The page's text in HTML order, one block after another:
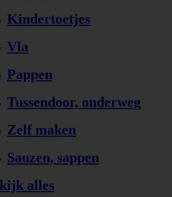
Kindertoetjes
Vla
Pappen
Tussendoor, onderweg
Zelf maken
Sauzen, sappen
alles